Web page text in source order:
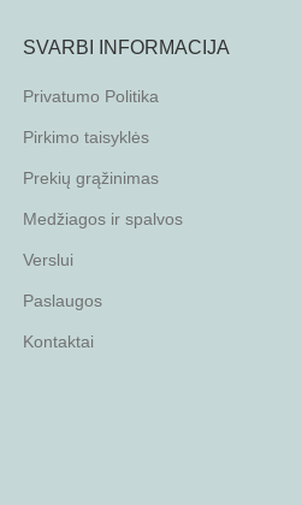
SVARBI INFORMACIJA
Privatumo Politika
Pirkimo taisyklės
Prekių grąžinimas
Medžiagos ir spalvos
Verslui
Paslaugos
Kontaktai